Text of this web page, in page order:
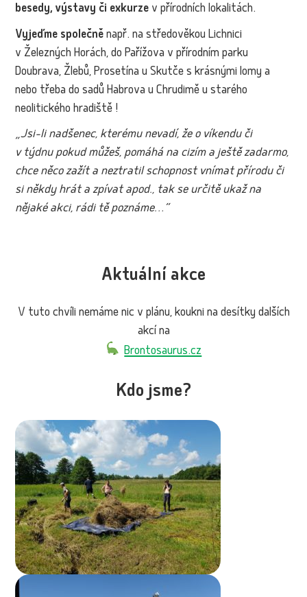
besedy, výstavy či exkurze v přírodních lokalitách.
Vyjeďme společněnapř. na středověkou Lichnici
v Železných Horách, do Pařížova v přírodním parku
Doubrava, Žlebů, Prosetína u Skutče s krásnými lomy a
nebo třeba do sadů Habrova u Chrudimě u starého
neolitického hradiště !
„Jsi-li nadšenec, kterému nevadí, že o víkendu či
v týdnu pokud můžeš, pomáhá na cizím a ještě zadarmo,
chce něco zažít a neztratil schopnost vnímat přírodu či
si někdy hrát a zpívat apod., tak se určitě ukaž na
nějaké akci, rádi tě poznáme…“
Aktuální akce
V tuto chvíli nemáme nic v plánu, koukni na desítky dalších
akcí na
Brontosaurus.cz
Kdo jsme?